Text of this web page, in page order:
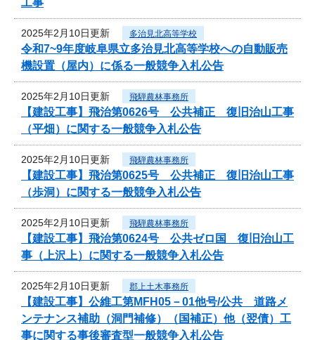
2025年2月10日更新 多治見北高等学校
令和7~9年度岐阜県立多治見北高等学校への自動販売
機設置（屋内）に係る一般競争入札公告
2025年2月10日更新 飛騨農林事務所
【建設工事】飛治第0626号 公共補正 復旧治山工事
（平畑）に関する一般競争入札公告
2025年2月10日更新 飛騨農林事務所
【建設工事】飛治第0625号 公共補正 復旧治山工事
（歩洞）に関する一般競争入札公告
2025年2月10日更新 飛騨農林事務所
【建設工事】飛治第0624号 公共ゼロ国 復旧治山工
事（上沢上）に関する一般競争入札公告
2025年2月10日更新 郡上土木事務所
【建設工事】公維工第MFH05－01他号/公共 道路メ
ンテナンス補助（洞門補修）（国補正）他（翌債）工
事に関する事後審査型一般競争入札公告